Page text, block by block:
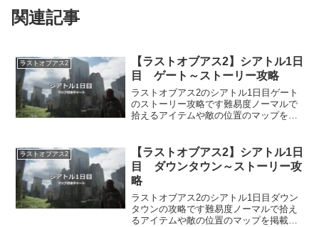
関連記事
ラストオブアス2
【ラストオブアス2】シアトル1日
目 ゲート～ストーリー攻略
ラストオブアス2のシアトル1日目ゲート
のストーリー攻略です難易度ノーマルで
拾えるアイテムや敵の位置のマップを掲
ラストオブアス2
【ラストオブアス2】シアトル1日
目 ダウンタウン～ストーリー攻
略
ラストオブアス2のシアトル1日目ダウン
タウンの攻略です難易度ノーマルで拾え
るアイテムや敵の位置のマップを掲載し